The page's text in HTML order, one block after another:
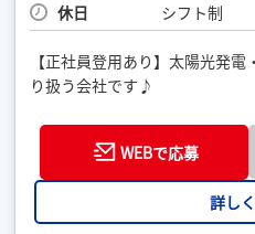
休日
シフト制
【正社員登用あり】太陽光発
り扱う会社です♪
WEBで応募
詳し